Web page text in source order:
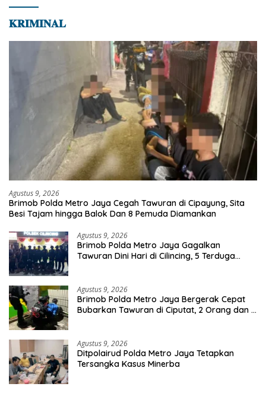
𝐊𝐑𝐈𝐌𝐈𝐍𝐀𝐋
Agustus 9, 2026
Brimob Polda Metro Jaya Cegah Tawuran di Cipayung, Sita
Besi Tajam hingga Balok Dan 8 Pemuda Diamankan
Agustus 9, 2026
Brimob Polda Metro Jaya Gagalkan
Tawuran Dini Hari di Cilincing, 5 Terduga
Agustus 9, 2026
Brimob Polda Metro Jaya Bergerak Cepat
Bubarkan Tawuran di Ciputat, 2 Orang dan 3
Agustus 9, 2026
Ditpolairud Polda Metro Jaya Tetapkan
Tersangka Kasus Minerba